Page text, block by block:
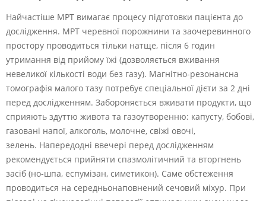
Найчастіше МРТ вимагає процесу підготовки пацієнта до
дослідження. МРТ черевної порожнини та заочеревинного
простору проводиться тільки натще, після 6 годин
утримання від прийому їжі (дозволяється вживання
невеликої кількості води без газу). Магнітно-резонансна
томографія малого тазу потребує спеціальної дієти за 2 дні
перед дослідженням. Забороняється вживати продукти, що
сприяють здуттю живота та газоутворенню: капусту, бобові,
газовані напої, алкоголь, молочне, свіжі овочі,
зелень. Напередодні ввечері перед дослідженням
рекомендується прийняти спазмолітичний та вторгнень
засіб (но-шпа, еспумізан, симетикон). Саме обстеження
проводиться на середньонаповнений сечовий міхур. При